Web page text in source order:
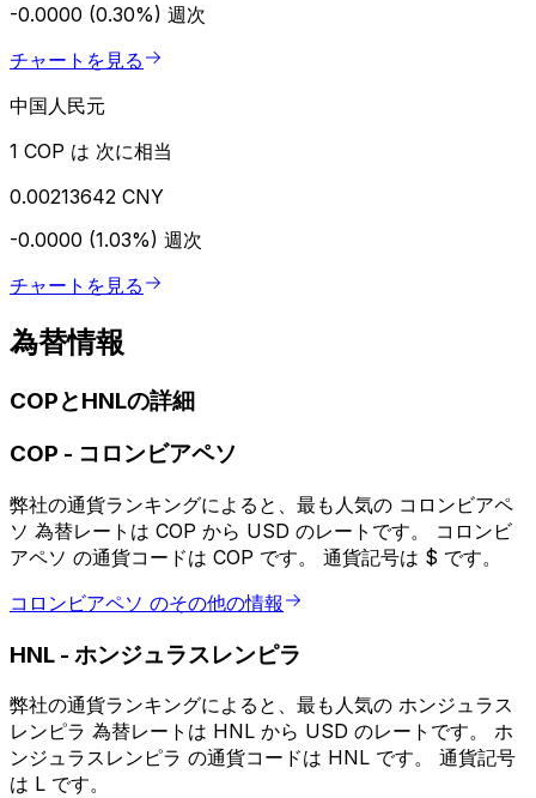
-0.0000 (0.30%) 週次
チャートを見る
中国人民元
1 COP は 次に相当
0.00213642 CNY
-0.0000 (1.03%) 週次
チャートを見る
為替情報
COPとHNLの詳細
COP - コロンビアペソ
弊社の通貨ランキングによると、最も人気の コロンビアペ
ソ 為替レートは COP から USD のレートです。 コロンビ
アペソ の通貨コードは COP です。 通貨記号は $ です。
コロンビアペソ のその他の情報
HNL - ホンジュラスレンピラ
弊社の通貨ランキングによると、最も人気の ホンジュラス
レンピラ 為替レートは HNL から USD のレートです。 ホ
ンジュラスレンピラ の通貨コードは HNL です。 通貨記号
は L です。